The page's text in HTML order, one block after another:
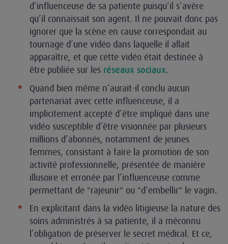
d’influenceuse de sa patiente puisqu’il s’avère
qu’il connaissait son agent. Il ne pouvait donc pas
ignorer que la scène en cause correspondait au
tournage d’une vidéo dans laquelle il allait
apparaître, et que cette vidéo était destinée à
être publiée sur les réseaux sociaux.
Quand bien même n’aurait-il conclu aucun
partenariat avec cette influenceuse, il a
implicitement accepté d’être impliqué dans une
vidéo susceptible d’être visionnée par plusieurs
millions d’abonnés, notamment de jeunes
femmes, consistant à faire la promotion de son
activité professionnelle, présentée de manière
illusoire et erronée par l’influenceuse comme
permettant de "rajeunir" ou "d’embellir" le vagin.
En explicitant dans la vidéo litigieuse la nature des
soins administrés à sa patiente, il a méconnu
l’obligation de préserver le secret médical. Et ce,